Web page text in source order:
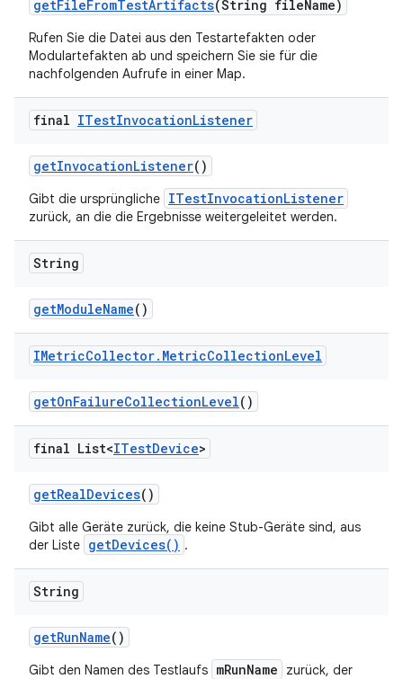
getFileFromTestArtifacts(String fileName)
Rufen Sie die Datei aus den Testartefakten oder
Modulartefakten ab und speichern Sie sie für die
nachfolgenden Aufrufe in einer Map.
final ITestInvocationListener
getInvocationListener()
Gibt die ursprüngliche ITestInvocationListener
zurück, an die die Ergebnisse weitergeleitet werden.
String
getModuleName()
IMetricCollector. MetricCollectionLevel
getOnFailureCollectionLevel()
final List<ITestDevice>
getRealDevices()
Gibt alle Geräte zurück, die keine Stub-Geräte sind, aus
der Liste getDevices() .
String
getRunName()
Gibt den Namen des Testlaufs mRunName
zurück, der